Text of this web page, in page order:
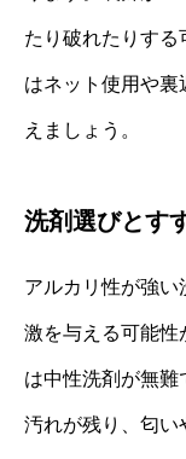
たり破れたりする
はネット使用や裏
えましょう。
洗剤選びとす
アルカリ性が強い
激を与える可能性
は中性洗剤が無
汚れが残り、匂い